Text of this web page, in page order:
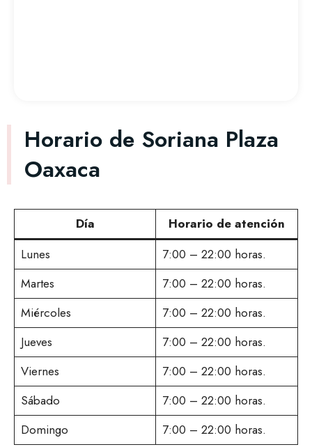
Horario de Soriana Plaza
Oaxaca
Día
Horario de atención
Lunes
7:00 – 22:00 horas.
Martes
7:00 – 22:00 horas.
Miércoles
7:00 – 22:00 horas.
Jueves
7:00 – 22:00 horas.
Viernes
7:00 – 22:00 horas.
Sábado
7:00 – 22:00 horas.
Domingo
7:00 – 22:00 horas.